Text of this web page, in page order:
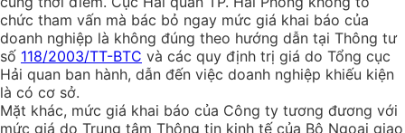
chức tham vấn mà bác bỏ ngay mức giá khai báo của
doanh nghiệp là không đúng theo hướng dẫn tại Thông tư
số 118/2003/TT-BTC và các quy định trị giá do Tổng cục
Hải quan ban hành, dẫn đến việc doanh nghiệp khiếu kiện
là có cơ sở.
Mặt khác, mức giá khai báo của Công ty tương đương với
mức giá do Trung tâm Thông tin kinh tế của Bộ Ngoại giao